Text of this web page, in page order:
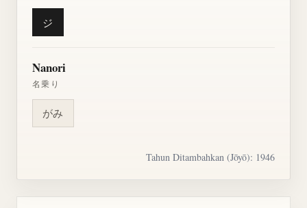
ジ
Nanori
名乗り
がみ
Tahun Ditambahkan (Jōyō): 1946